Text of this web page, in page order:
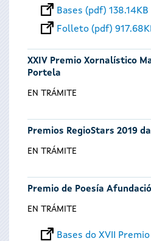
Bases (pdf) 138.14KB
Folleto (pdf)
XXIV Premio Xornalístico
Portela
EN TRÁMITE
Premios RegioStars 2019
EN TRÁMITE
Premio de Poesía
EN TRÁMITE
Bases do XVII